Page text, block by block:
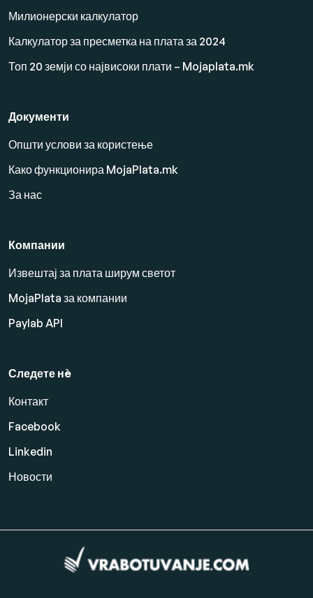
Милионерски калкулатор
Калкулатор за пресметка на плата за 2024
Топ 20 земји со највисоки плати – Mojaplata.mk
Документи
Општи услови за користење
Како функционира MojaPlata.mk
За нас
Компании
Извештај за плата ширум светот
MojaPlata за компании
Paylab API
Следете нè
Контакт
Facebook
Linkedin
Новости